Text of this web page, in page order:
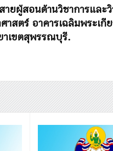
ยผู้สอนด้านวิชาการและ
ตร์ อาคารเฉลิมพระเกี
เขตสุพรรณบุรี.